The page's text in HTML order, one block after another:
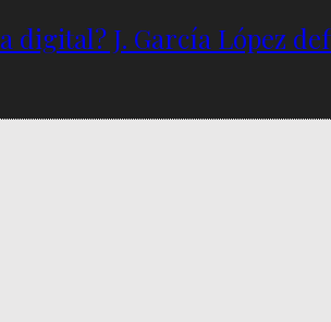
digital? J. García López